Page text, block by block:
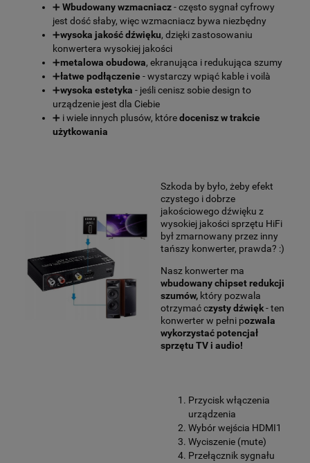
➕ Wbudowany wzmacniacz- często sygnał cyfrowy
jest dość słaby, więc wzmacniacz bywa niezbędny
➕wysoka jakość dźwięku, dzięki zastosowaniu
konwertera wysokiej jakości
➕metalowa obudowa, ekranująca i redukująca szumy
➕łatwe podłączenie - wystarczy wpiąć kable i voilà
➕wysoka estetyka - jeśli cenisz sobie design to
urządzenie jest dla Ciebie
➕ i wiele innych plusów, któredocenisz w trakcie
użytkowania
Szkoda by było, żeby efekt
czystego i dobrze
jakościowego dźwięku z
wysokiej jakości sprzętu HiFi
był zmarnowany przez inny
tańszy konwerter, prawda? :)
Nasz konwerter ma
wbudowany chipset redukcji
szumów, który pozwala
otrzymać czysty dźwięk- ten
konwerter w pełni pozwala
wykorzystać potencjał
sprzętu TV i audio!
Przycisk włączenia
urządzenia
Wybór wejścia HDMI1
Wyciszenie (mute)
Przełącznik sygnału